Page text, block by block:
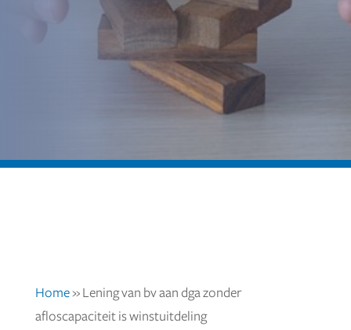
Home» Lening van bv aan dga zonder
afloscapaciteit is winstuitdeling